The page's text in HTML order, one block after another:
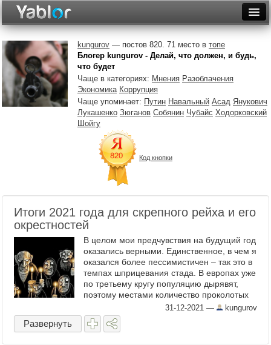
Неделя
Месяц
Рейтинги
Архив
Фототоп
Видеотоп
kungurov — постов 820. 71 место в топе
Блогер kungurov - Делай, что должен, и будь,
что будет
Чаще в категориях: Мнения Разоблачения
Экономика Коррупция
Чаще упоминает: Путин Навальный Асад Янукович
Лукашенко Зюганов Собянин Чубайс Ходорковский
Шойгу
Код кнопки
Итоги 2021 года для скрепного рейха и его
окрестностей
В целом мои предчувствия на будущий год
оказались верными. Единственное, в чем я
оказался более пессимистичен – так это в
темпах шприцевания стада. В европах уже
по третьему кругу популяцию дырявят,
поэтому местами количество проколотых
зашкаливает за 100% . В Ебанатории же
еле-еле ...
31-12-2021 — kungurov
Развернуть